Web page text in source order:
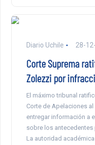
Diario Uchile 28-
Corte Suprema
Zolezzi por
El máximo tribunal
Corte de Apelaciones
entregar información a
sobre los
La autoridad